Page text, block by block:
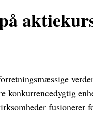
konkurrencedygtig
fusionerer